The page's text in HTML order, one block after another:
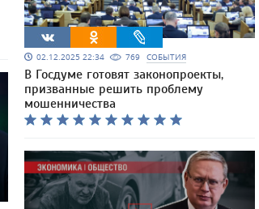
02.12.2025 22:34 769 СОБЫТИЯ
В Госдуме готовят законопроекты,
призванные решить проблему
мошенничества